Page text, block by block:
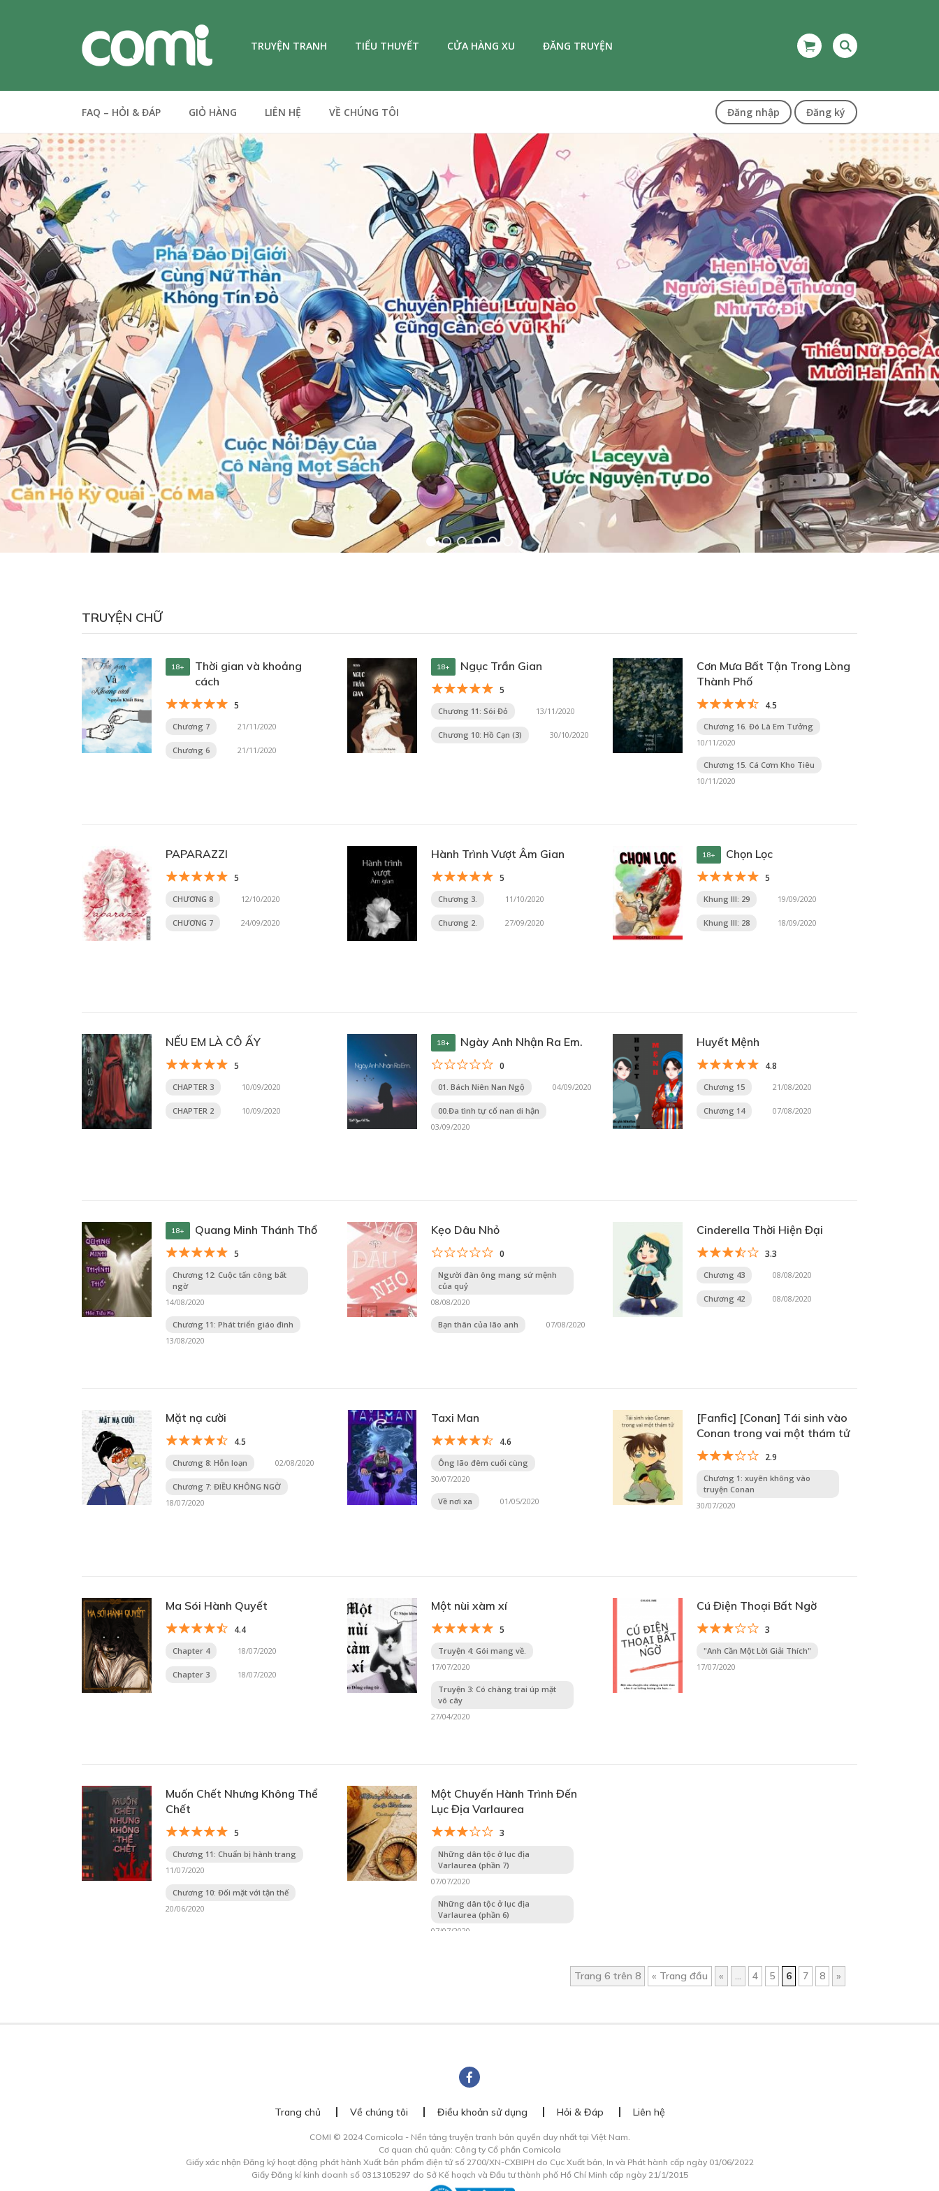
TRUYỆN TRANH TIỂU THUYẾT CỬA HÀNG XU ĐĂNG TRUYỆN
FAQ – HỎI & ĐÁP GIỎ HÀNG LIÊN HỆ VỀ CHÚNG TÔI Đăng nhập Đăng ký
TRUYỆN CHỮ
18+
Thời gian và khoảng
cách
5
Chương 7 21/11/2020
Chương 6 21/11/2020
18+ Ngục Trần Gian
5
Chương 11: Sói Đỏ 13/11/2020
Chương 10: Hồ Cạn (3) 30/10/2020
Cơn Mưa Bất Tận Trong Lòng
Thành Phố
4.5
Chương 16. Đó Là Em Tưởng
10/11/2020
Chương 15. Cá Cơm Kho Tiêu
10/11/2020
PAPARAZZI
5
CHƯƠNG 8 12/10/2020
CHƯƠNG 7 24/09/2020
Hành Trình Vượt Âm Gian
5
Chương 3. 11/10/2020
Chương 2. 27/09/2020
18+ Chọn Lọc
5
Khung III: 29 19/09/2020
Khung III: 28 18/09/2020
NẾU EM LÀ CÔ ẤY
5
CHAPTER 3 10/09/2020
CHAPTER 2 10/09/2020
18+ Ngày Anh Nhận Ra Em.
0
01. Bách Niên Nan Ngộ 04/09/2020
00.Đa tình tự cổ nan di hận
03/09/2020
Huyết Mệnh
4.8
Chương 15 21/08/2020
Chương 14 07/08/2020
18+ Quang Minh Thánh Thổ
5
Chương 12: Cuộc tấn công bất
ngờ
14/08/2020
Chương 11: Phát triển giáo đình
13/08/2020
Kẹo Dâu Nhỏ
0
Người đàn ông mang sứ mệnh
của quỷ
08/08/2020
Bạn thân của lão anh 07/08/2020
Cinderella Thời Hiện Đại
3.3
Chương 43 08/08/2020
Chương 42 08/08/2020
Mặt nạ cười
4.5
Chương 8: Hỗn loạn 02/08/2020
Chương 7: ĐIỀU KHÔNG NGỜ
18/07/2020
Taxi Man
4.6
Ông lão đêm cuối cùng
30/07/2020
Về nơi xa 01/05/2020
[Fanfic] [Conan] Tái sinh vào
Conan trong vai một thám tử
2.9
Chương 1: xuyên không vào
truyện Conan
30/07/2020
Ma Sói Hành Quyết
4.4
Chapter 4 18/07/2020
Chapter 3 18/07/2020
Một nùi xàm xí
5
Truyện 4: Gói mang về.
17/07/2020
Truyện 3: Có chàng trai úp mặt
vô cây
27/04/2020
Cú Điện Thoại Bất Ngờ
3
"Anh Cần Một Lời Giải Thích"
17/07/2020
Muốn Chết Nhưng Không Thể
Chết
5
Chương 11: Chuẩn bị hành trang
11/07/2020
Chương 10: Đối mặt với tận thế
20/06/2020
Một Chuyến Hành Trình Đến
Lục Địa Varlaurea
3
Những dân tộc ở lục địa
Varlaurea (phần 7)
07/07/2020
Những dân tộc ở lục địa
Varlaurea (phần 6)
07/07/2020
Trang 6 trên 8 « Trang đầu « ... 4 5 6 7 8 »
Trang chủ Về chúng tôi Điều khoản sử dụng Hỏi & Đáp Liên hệ
COMI © 2024 Comicola - Nền tảng truyện tranh bản quyền duy nhất tại Việt Nam.
Cơ quan chủ quản: Công ty Cổ phần Comicola
Giấy xác nhận Đăng ký hoạt động phát hành Xuất bản phẩm điện tử số 2700/XN-CXBIPH do Cục Xuất bản, In và Phát hành cấp ngày 01/06/2022
Giấy Đăng kí kinh doanh số 0313105297 do Sở Kế hoạch và Đầu tư thành phố Hồ Chí Minh cấp ngày 21/1/2015